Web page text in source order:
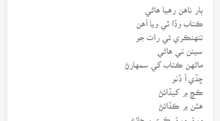
ٻار ناهن رهيا هاڻي
ڪتاب وڏا ٿي ويا آهن
تنهنڪري ئي رات جو
سينن تي هاڻي
ماڻهن ڪتاب کي سمهارڻ
ڇڏي آ ڏنو
ڪڇ ۾ کيڏائڻ
هٿن ۾ ڪڏائڻ
ورق ورق ڪري پرچائڻ